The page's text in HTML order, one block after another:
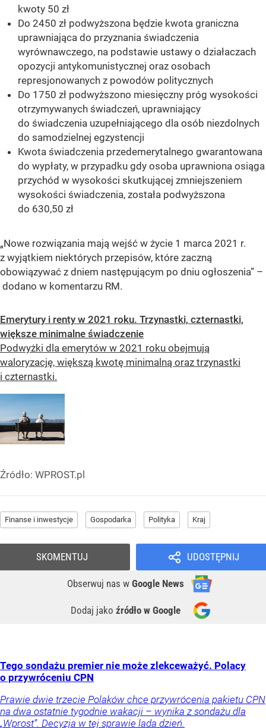
kwoty 50 zł
Do 2450 zł podwyższona będzie kwota graniczna
uprawniająca do przyznania świadczenia
wyrównawczego, na podstawie ustawy o działaczach
opozycji antykomunistycznej oraz osobach
represjonowanych z powodów politycznych
Do 1750 zł podwyższono miesięczny próg wysokości
otrzymywanych świadczeń, uprawniający
do świadczenia uzupełniającego dla osób niezdolnych
do samodzielnej egzystencji
Kwota świadczenia przedemerytalnego gwarantowana
do wypłaty, w przypadku gdy osoba uprawniona osiąga
przychód w wysokości skutkującej zmniejszeniem
wysokości świadczenia, została podwyższona
do 630,50 zł
„Nowe rozwiązania mają wejść w życie 1 marca 2021 r.
z wyjątkiem niektórych przepisów, które zaczną
obowiązywać z dniem następującym po dniu ogłoszenia” –
dodano w komentarzu RM.
Emerytury i renty w 2021 roku. Trzynastki, czternastki,
większe minimalne świadczenie
Podwyżki dla emerytów w 2021 roku obejmują
waloryzację, większą kwotę minimalną oraz trzynastki
i czternastki.
Źródło: WPROST.pl
Finanse i inwestycje Gospodarka Polityka Kraj
UDOSTĘPNIJ
Obserwuj nas w Google News
Dodaj jako źródło w Google
SKOMENTUJ
Tego sondażu premier nie może zlekceważyć. Polacy
o przywróceniu CPN
Prawie dwie trzecie Polaków chce przywrócenia pakietu CPN
na dwa ostatnie tygodnie wakacji – wynika z sondażu dla
„Wprost”. Decyzja w tej sprawie lada dzień.